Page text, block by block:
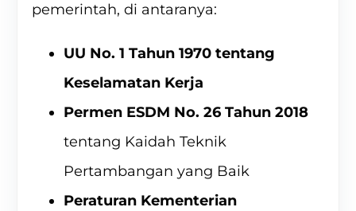
pemerintah, di antaranya:
UU No. 1 Tahun 1970 tentang
Keselamatan Kerja
Permen ESDM No. 26 Tahun 2018
tentang Kaidah Teknik
Pertambangan yang Baik
Peraturan Kementerian